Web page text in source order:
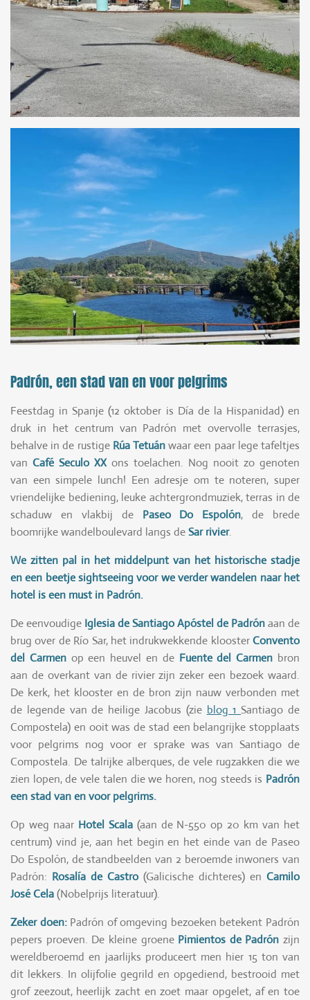
Padrón, een stad van en voor pelgrims
Feestdag in Spanje (12 oktober is Día de la Hispanidad) en
druk in het centrum van Padrón met overvolle terrasjes,
behalve in de rustige Rúa Tetuánwaar een paar lege tafeltjes
van Café Seculo XXons toelachen. Nog nooit zo genoten
van een simpele lunch! Een adresje om te noteren, super
vriendelijke bediening, leuke achtergrondmuziek, terras in de
schaduw en vlakbij de Paseo Do Espolón, de brede
boomrijke wandelboulevard langs deSar rivier.
We zitten pal in het middelpunt van het historische stadje
en een beetje sightseeing voor we verder wandelen naar het
hotel is een must in Padrón.
De eenvoudige Iglesia de Santiago Apóstel de Padrónaan de
brug over de Río Sar, het indrukwekkende kloosterConvento
del Carmenop een heuvel en de Fuente del Carmen bron
aan de overkant van de rivier zijn zeker een bezoek waard.
De kerk, het klooster en de bron zijn nauw verbonden met
de legende van de heilige Jacobus (zie blog 1 Santiago de
Compostela) en ooit was de stad een belangrijke stopplaats
voor pelgrims nog voor er sprake was van Santiago de
Compostela. De talrijke alberques, de vele rugzakken die we
zien lopen, de vele talen die we horen, nog steeds is Padrón
een stad van en voor pelgrims.
Op weg naar Hotel Scala(aan de N-550 op 20 km van het
centrum) vind je, aan het begin en het einde van de Paseo
Do Espolón, de standbeelden van 2 beroemde inwoners van
Padrón: Rosalía de Castro(Galicische dichteres) en Camilo
José Cela(Nobelprijs literatuur).
Zeker doen:Padrón of omgeving bezoeken betekent Padrón
pepers proeven. De kleine groene Pimientos de Padrón zijn
wereldberoemd en jaarlijks produceert men hier 15 ton van
dit lekkers. In olijfolie gegrild en opgediend, bestrooid met
grof zeezout, heerlijk zacht en zoet maar opgelet, af en toe